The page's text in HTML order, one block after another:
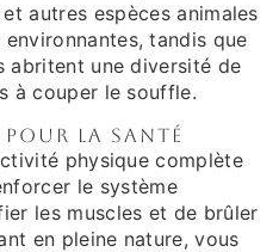
autres espèces animales
tandis que
abritent une diversité de
à couper le souffle.
pour la santé
physique complète
le système
les muscles et de brûler
en pleine nature, vous